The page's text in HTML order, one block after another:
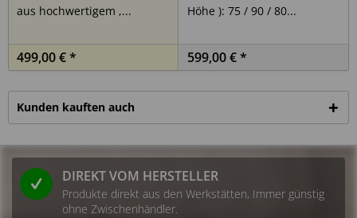
Sicherheitshinweis:
1. Bestimmungsgemäße Verwendung
Dieses Produkt ist ausschließlich für den privaten Gebrauch
Außenbereich oder im gewerblichen Umfeld ist nicht
vorgesehen. Eine andere als die bestimmungsgemäße
Verwendung gilt als nicht vorhersehbar.
aus hochwertigem ,...
Höhe ): 75 / 90 / 80...
499,00 € * 599,00 € *
Kunden kauften auch
DIREKT VOM HERSTELLER
Produkte direkt aus den Werkstätten, Immer günstig
ohne Zwischenhändler.